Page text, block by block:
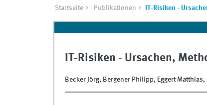
Startseite Publikationen IT-Risiken -
IT-Risiken - Ursachen,
Becker Jörg, Bergener Philipp, Eggert